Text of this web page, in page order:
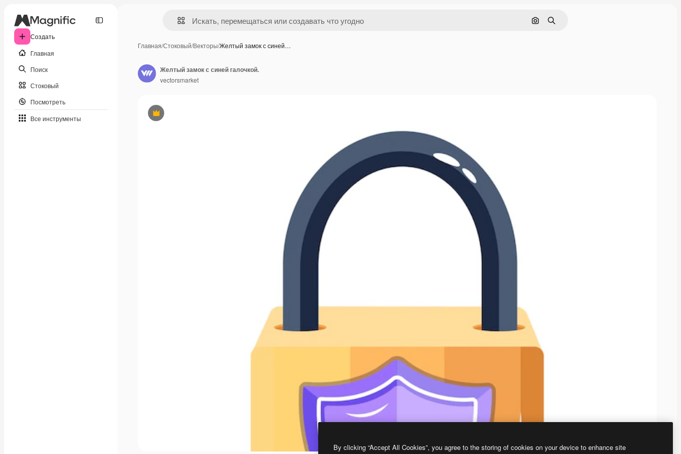
Создать
Главная
Поиск
Стоковый
Посмотреть
Все инструменты
Поиск по изображению
Поиск
Главная/Стоковый/Векторы/Желтый замок с синей…
Премиум
Желтый замок с синей галочкой.
vectorsmarket
By clicking “Accept All Cookies”, you agree to the storing of cookies on your device to enhance site